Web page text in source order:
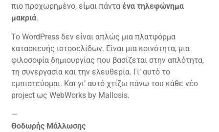
πιο προχωρημένο, είμαι πάνταένα τηλεφώνημα
μακριά.
Το WordPress δεν είναι απλώς μια πλατφόρμα
κατασκευής ιστοσελίδων. Είναι μια κοινότητα, μια
φιλοσοφία δημιουργίας που βασίζεται στην απλότητα,
τη συνεργασία και την ελευθερία. Γι’ αυτό το
εμπιστεύομαι. Και γι’ αυτό χτίζω πάνω του κάθε νέο
project ως WebWorks by Mallosis.
—
Θοδωρής Μάλλωσης